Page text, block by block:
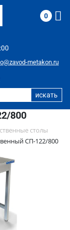
metakon.ru
0
800
столы
СП-122/800